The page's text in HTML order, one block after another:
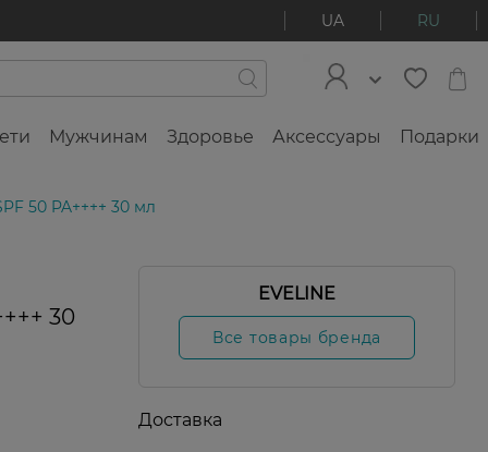
UA RU
Мужчинам Здоровье Аксессуары Подарки
50 PA++++ 30 мл
30
EVELINE
Все товары бренда
Доставка